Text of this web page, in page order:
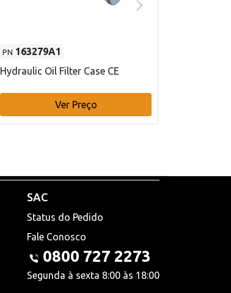
PN 163279A1
Hydraulic Oil Filter Case CE
Ver Preço
SAC
Status do Pedido
Fale Conosco
0800 727 2273
Segunda à sexta 8:00 às 18:00